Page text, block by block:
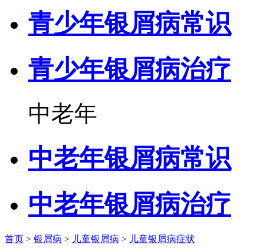
青少年银屑病常识
青少年银屑病治疗
中老年
中老年银屑病常识
中老年银屑病治疗
首页 > 银屑病 > 儿童银屑病 > 儿童银屑病症状